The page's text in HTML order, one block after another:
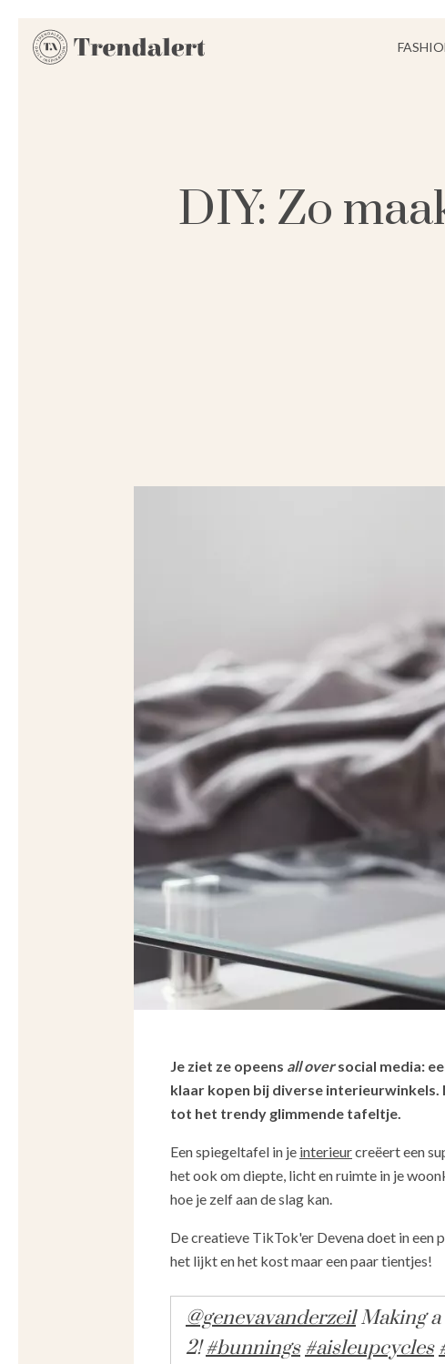
DIY: Zo
Je ziet ze opeens all oversocial media:
klaar kopen bij diverse interieurwinkels.
tot het trendy glimmende tafeltje.
Een spiegeltafel in je interieurcreëert een
het ook om diepte, licht en ruimte in je
hoe je zelf aan de slag kan.
De creatieve TikTok'er Devena doet in
het lijkt en het kost maar een paar tientjes!
@genevavanderzeilMaking
2!#bunnings #aisleupcycles